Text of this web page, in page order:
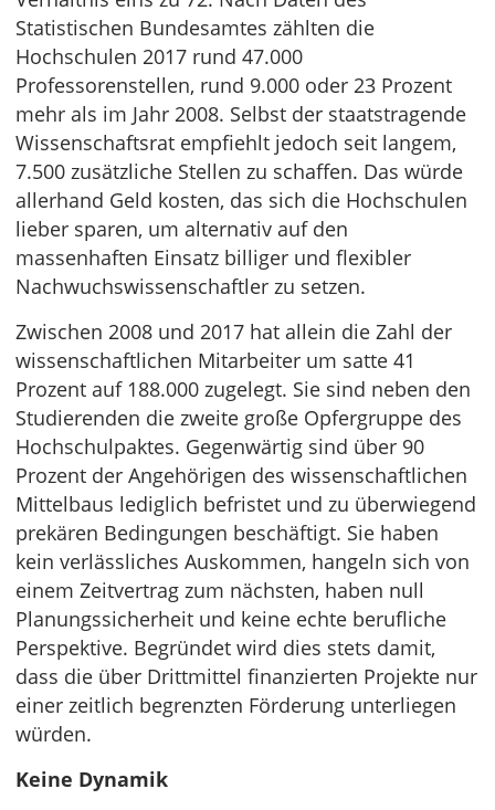
Statistischen Bundesamtes zählten die
Hochschulen 2017 rund 47.000
Professorenstellen, rund 9.000 oder 23 Prozent
mehr als im Jahr 2008. Selbst der staatstragende
Wissenschaftsrat empfiehlt jedoch seit langem,
7.500 zusätzliche Stellen zu schaffen. Das würde
allerhand Geld kosten, das sich die Hochschulen
lieber sparen, um alternativ auf den
massenhaften Einsatz billiger und flexibler
Nachwuchswissenschaftler zu setzen.
Zwischen 2008 und 2017 hat allein die Zahl der
wissenschaftlichen Mitarbeiter um satte 41
Prozent auf 188.000 zugelegt. Sie sind neben den
Studierenden die zweite große Opfergruppe des
Hochschulpaktes. Gegenwärtig sind über 90
Prozent der Angehörigen des wissenschaftlichen
Mittelbaus lediglich befristet und zu überwiegend
prekären Bedingungen beschäftigt. Sie haben
kein verlässliches Auskommen, hangeln sich von
einem Zeitvertrag zum nächsten, haben null
Planungssicherheit und keine echte berufliche
Perspektive. Begründet wird dies stets damit,
dass die über Drittmittel finanzierten Projekte nur
einer zeitlich begrenzten Förderung unterliegen
würden.
Keine Dynamik